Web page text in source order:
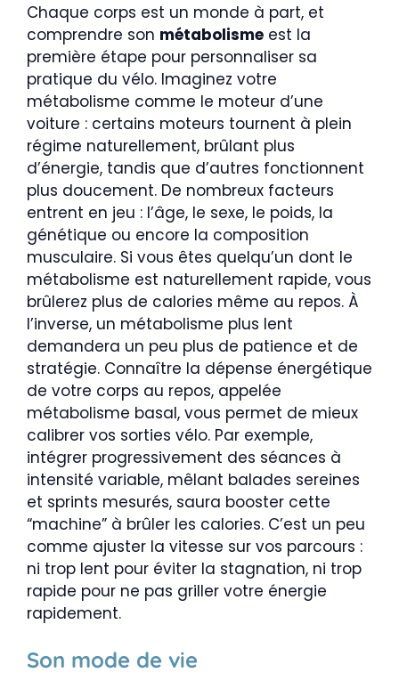
Chaque corps est un monde à part, et
comprendre son métabolisme est la
première étape pour personnaliser sa
pratique du vélo. Imaginez votre
métabolisme comme le moteur d’une
voiture : certains moteurs tournent à plein
régime naturellement, brûlant plus
d’énergie, tandis que d’autres fonctionnent
plus doucement. De nombreux facteurs
entrent en jeu : l’âge, le sexe, le poids, la
génétique ou encore la composition
musculaire. Si vous êtes quelqu’un dont le
métabolisme est naturellement rapide, vous
brûlerez plus de calories même au repos. À
l’inverse, un métabolisme plus lent
demandera un peu plus de patience et de
stratégie. Connaître la dépense énergétique
de votre corps au repos, appelée
métabolisme basal, vous permet de mieux
calibrer vos sorties vélo. Par exemple,
intégrer progressivement des séances à
intensité variable, mêlant balades sereines
et sprints mesurés, saura booster cette
“machine” à brûler les calories. C’est un peu
comme ajuster la vitesse sur vos parcours :
ni trop lent pour éviter la stagnation, ni trop
rapide pour ne pas griller votre énergie
rapidement.
Son mode de vie